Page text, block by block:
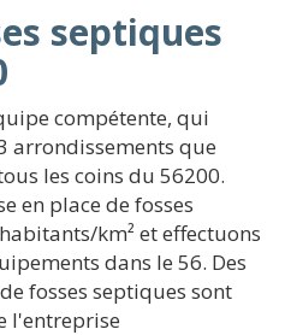
septiques
compétente, qui
arrondissements que
les coins du 56200.
en place de fosses
km² et effectuons
dans le 56. Des
fosses septiques sont
l'entreprise